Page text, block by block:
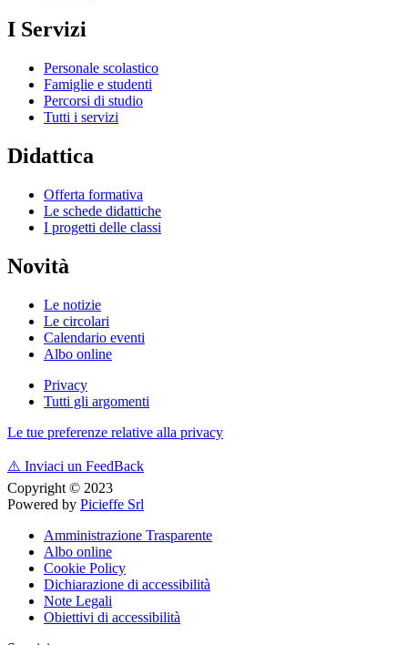
I Servizi
Personale scolastico
Famiglie e studenti
Percorsi di studio
Tutti i servizi
Didattica
Offerta formativa
Le schede didattiche
I progetti delle classi
Novità
Le notizie
Le circolari
Calendario eventi
Albo online
Privacy
Tutti gli argomenti
Le tue preferenze relative alla privacy
⚠️ Inviaci un FeedBack
Copyright © 2023
Powered by Picieffe Srl
Amministrazione Trasparente
Albo online
Cookie Policy
Dichiarazione di accessibilità
Note Legali
Obiettivi di accessibilità